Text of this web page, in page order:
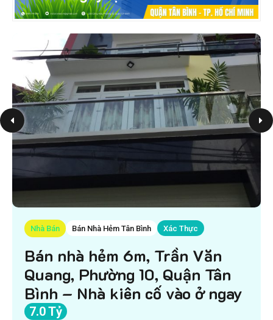
Nhà Bán Bán Nhà Hẻm Tân Bình Xác Thực
Bán nhà hẻm 6m, Trần Văn
Quang, Phường 10, Quận Tân
Bình – Nhà kiên cố vào ở ngay
7.0 Tỷ